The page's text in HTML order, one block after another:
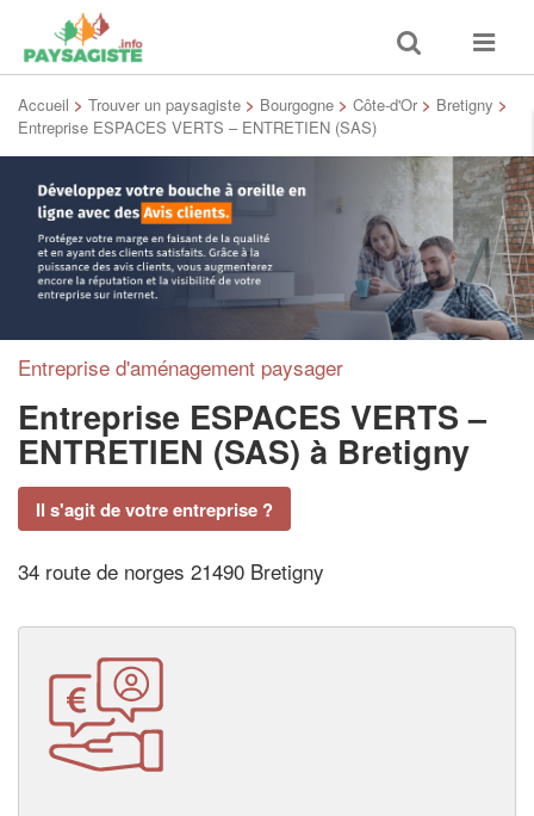
Toggle
search
Toggle
Accueil > Trouver un paysagiste > Bourgogne > Côte-d'Or > Bretigny >
Entreprise ESPACES VERTS – ENTRETIEN (SAS)
Entreprise d'aménagement paysager
Entreprise ESPACES VERTS –
ENTRETIEN (SAS) à Bretigny
Il s'agit de votre entreprise ?
34 route de norges 21490 Bretigny